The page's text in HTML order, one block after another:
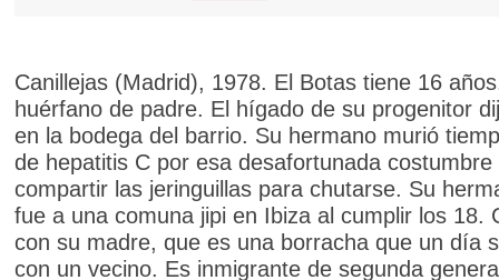
Canillejas (Madrid), 1978. El Botas tiene 16
huérfano de padre. El hígado de su progenitor
en la bodega del barrio. Su hermano murió
de hepatitis C por esa desafortunada costumbre
compartir las jeringuillas para chutarse. Su
fue a una comuna jipi en Ibiza al cumplir los 18.
con su madre, que es una borracha que un día
con un vecino. Es inmigrante de segunda